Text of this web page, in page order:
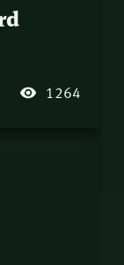
1264